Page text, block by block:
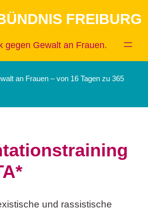
FREIBURG
gegen Gewalt an Frauen.
an Frauen – von 16 Tagen zu 365
und rassistische